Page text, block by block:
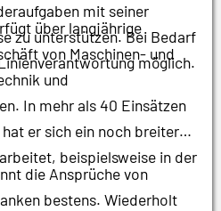
mit seiner
zu unterstützen. Bei Bedarf
möglich.
über langjährige
von Maschinen- und
und
In mehr als 40 Einsätzen
er sich ein noch breiteres
beispielsweise in der
die Ansprüche von
bestens. Wiederholt